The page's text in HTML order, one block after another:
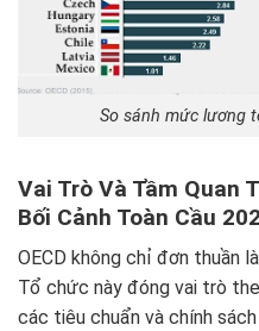
So sánh mức lương
Vai Trò Và Tầm Quan
Bối Cảnh Toàn Cầu
OECD không chỉ đơn thuần
Tổ chức này đóng vai trò
các tiêu chuẩn và chính